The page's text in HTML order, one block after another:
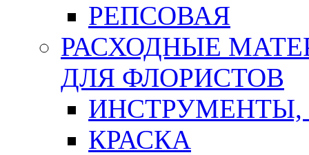
РЕПСОВАЯ
РАСХОДНЫЕ
ДЛЯ ФЛОРИСТОВ
ИНСТРУМЕНТЫ,
КРАСКА